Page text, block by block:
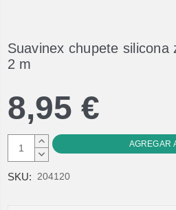
Suavinex chupete
2 m
8,95 €
AUMENTAR
CANTIDAD:
DISMINUIR
SKU: 204120